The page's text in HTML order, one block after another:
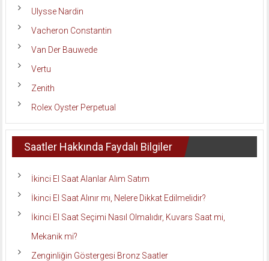
Ulysse Nardin
Vacheron Constantin
Van Der Bauwede
Vertu
Zenith
Rolex Oyster Perpetual
Saatler Hakkında Faydalı Bilgiler
İkinci El Saat Alanlar Alım Satım
İkinci El Saat Alınır mı, Nelere Dikkat Edilmelidir?
İkinci El Saat Seçimi Nasıl Olmalıdır, Kuvars Saat mi,
Mekanik mi?
Zenginliğin Göstergesi Bronz Saatler